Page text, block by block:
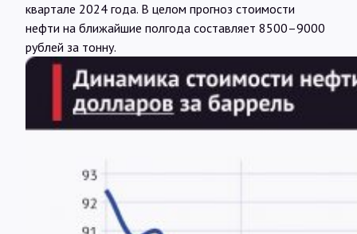
квартале 2024 года. В целом прогноз стоимости
нефти на ближайшие полгода составляет 8500–9000
рублей за тонну.